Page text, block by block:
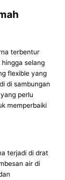
terbentur
selang
flexible yang
di sambungan
perlu
memperbaiki
terjadi di drat
air di